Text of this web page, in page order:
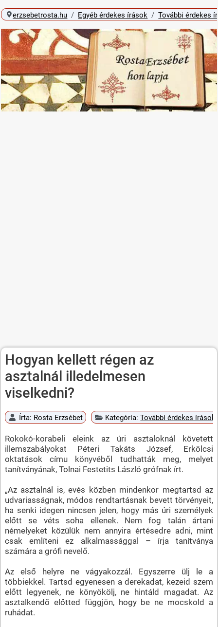
erzsebetrosta.hu Egyéb érdekes írások További érdekes
Hogyan kellett régen az
asztalnál illedelmesen
viselkedni?
Írta: Rosta Erzsébet Kategória:További érdekes írások
Rokokó-korabeli eleink az úri asztaloknál követett
illemszabályokat Péteri Takáts József, Erkölcsi
oktatások címu könyvéből tudhatták meg, melyet
tanítványának, Tolnai Festetits László grófnak írt.
„Az asztalnál is, evés közben mindenkor megtartsd az
udvariasságnak, módos rendtartásnak bevett törvényeit,
ha senki idegen nincsen jelen, hogy más úri személyek
előtt se véts soha ellenek. Nem fog talán ártani
némelyeket közülük nem annyira értésedre adni, mint
csak említeni ez alkalmassággal – írja tanítványa
számára a grófi nevelő.
Az első helyre ne vágyakozzál. Egyszerre ülj le a
többiekkel. Tartsd egyenesen a derekadat, kezeid szem
előtt legyenek, ne könyökölj, ne hintáld magadat. Az
asztalkendő előtted függjön, hogy be ne mocskold a
ruhádat.